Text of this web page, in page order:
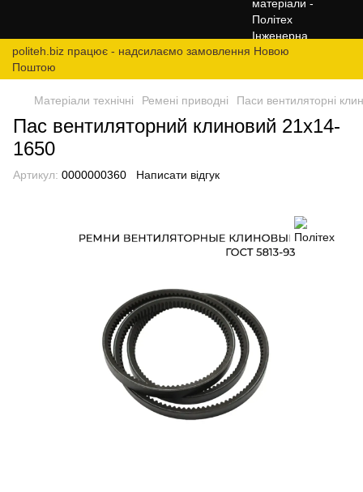
politeh.biz працює - надсилаємо замовлення Новою
Поштою
Матеріали технічні Ремені приводні Паси вентиляторні
Пас вентиляторний клиновий 21х14-
1650
Артикул: 0000000360 Написати відгук